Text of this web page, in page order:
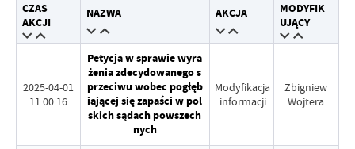
CZAS
AKCJI
NAZWA AKCJA
MODYFIK
UJĄCY
2025-04-01
11:00:16
Petycja w sprawie wyra
żenia zdecydowanego s
przeciwu wobec pogłęb
iającej się zapaści w pol
skich sądach powszech
nych
Modyfikacja
informacji
Zbigniew
Wojtera